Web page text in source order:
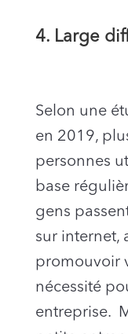
4. Large
Selon une
en 2019,
personnes
base
gens
sur internet,
promouvoir
nécessité
entreprise.